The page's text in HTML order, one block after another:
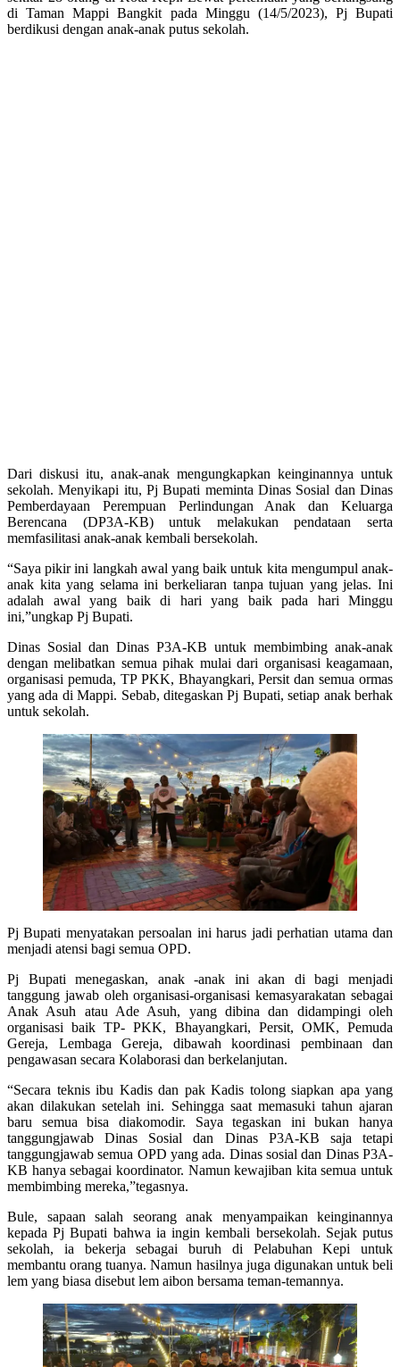
di Taman Mappi Bangkit pada Minggu (14/5/2023), Pj Bupati
berdikusi dengan anak-anak putus sekolah.
Dari diskusi itu, anak-anak mengungkapkan keinginannya untuk
sekolah. Menyikapi itu, Pj Bupati meminta Dinas Sosial dan Dinas
Pemberdayaan Perempuan Perlindungan Anak dan Keluarga
Berencana (DP3A-KB) untuk melakukan pendataan serta
memfasilitasi anak-anak kembali bersekolah.
“Saya pikir ini langkah awal yang baik untuk kita mengumpul anak-
anak kita yang selama ini berkeliaran tanpa tujuan yang jelas. Ini
adalah awal yang baik di hari yang baik pada hari Minggu
ini,”ungkap Pj Bupati.
Dinas Sosial dan Dinas P3A-KB untuk membimbing anak-anak
dengan melibatkan semua pihak mulai dari organisasi keagamaan,
organisasi pemuda, TP PKK, Bhayangkari, Persit dan semua ormas
yang ada di Mappi. Sebab, ditegaskan Pj Bupati, setiap anak berhak
untuk sekolah.
Pj Bupati menyatakan persoalan ini harus jadi perhatian utama dan
menjadi atensi bagi semua OPD.
Pj Bupati menegaskan, anak -anak ini akan di bagi menjadi
tanggung jawab oleh organisasi-organisasi kemasyarakatan sebagai
Anak Asuh atau Ade Asuh, yang dibina dan didampingi oleh
organisasi baik TP- PKK, Bhayangkari, Persit, OMK, Pemuda
Gereja, Lembaga Gereja, dibawah koordinasi pembinaan dan
pengawasan secara Kolaborasi dan berkelanjutan.
“Secara teknis ibu Kadis dan pak Kadis tolong siapkan apa yang
akan dilakukan setelah ini. Sehingga saat memasuki tahun ajaran
baru semua bisa diakomodir. Saya tegaskan ini bukan hanya
tanggungjawab Dinas Sosial dan Dinas P3A-KB saja tetapi
tanggungjawab semua OPD yang ada. Dinas sosial dan Dinas P3A-
KB hanya sebagai koordinator. Namun kewajiban kita semua untuk
membimbing mereka,”tegasnya.
Bule, sapaan salah seorang anak menyampaikan keinginannya
kepada Pj Bupati bahwa ia ingin kembali bersekolah. Sejak putus
sekolah, ia bekerja sebagai buruh di Pelabuhan Kepi untuk
membantu orang tuanya. Namun hasilnya juga digunakan untuk beli
lem yang biasa disebut lem aibon bersama teman-temannya.